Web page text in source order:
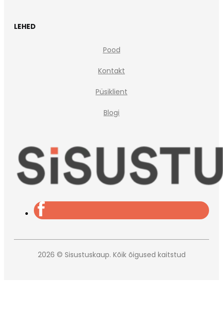
LEHED
Pood
Kontakt
Püsiklient
Blogi
2026 © Sisustuskaup. Kõik õigused kaitstud